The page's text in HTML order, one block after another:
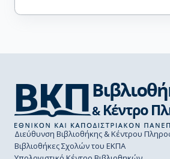
Διεύθυνση Βιβλιοθήκης & Κέντρου
Βιβλιοθήκες Σχολών του ΕΚΠΑ